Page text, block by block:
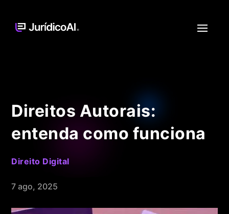
Direitos Autorais:
entenda como funciona
Direito Digital
7 ago, 2025